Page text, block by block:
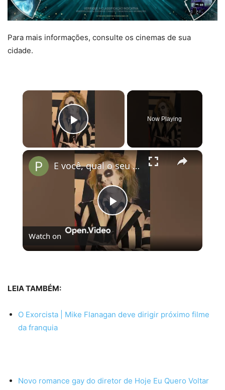
Para mais informações, consulte os cinemas de sua
cidade.
×
Play Video
Now Playing
×
Play
Video
E você, qual o seu filme favorito de Tim Burton?
Watch on
LEIA TAMBÉM:
O Exorcista | Mike Flanagan deve dirigir próximo filme
da franquia
Novo romance gay do diretor de Hoje Eu Quero Voltar